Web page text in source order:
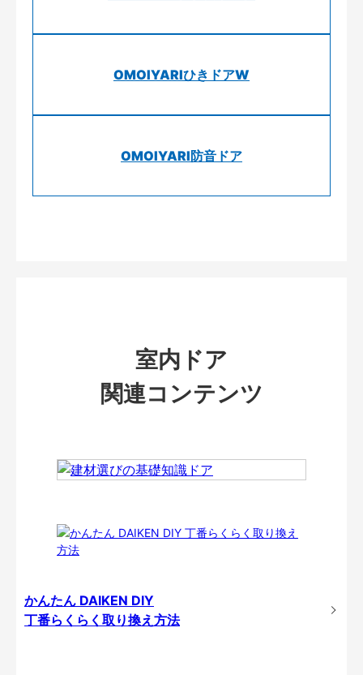
OMOIYARIひきドアW
OMOIYARI防音ドア
室内ドア
関連コンテンツ
かんたん DAIKEN DIY
丁番らくらく取り換え方法